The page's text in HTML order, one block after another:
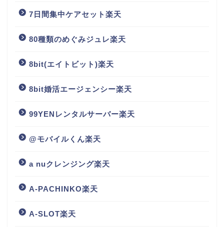
7日間集中ケアセット楽天
80種類のめぐみジュレ楽天
8bit(エイトビット)楽天
8bit婚活エージェンシー楽天
99YENレンタルサーバー楽天
@モバイルくん楽天
a nuクレンジング楽天
A-PACHINKO楽天
A-SLOT楽天